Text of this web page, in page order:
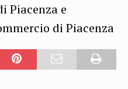
Piacenza e
di Piacenza